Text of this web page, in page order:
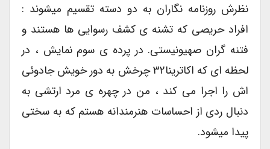
نظرش روزنامه نگاران به دو دسته تقسیم میشوند :
افراد حریصی که تشنه ی کشف رسوایی ها هستند و
فتنه گران صهیونیستی. در پرده ی سوم نمایش ، در
لحظه ای که اکاترینا۳۲ چرخش به دور خویش جادوئی
اش را اجرا می کند ، من در چهره ی مرد ارتشی به
دنبال ردی از احساسات هنرمندانه هستم که به سختی
پیدا میشود.